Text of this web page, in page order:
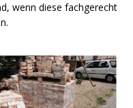
wenn diese fachgerecht